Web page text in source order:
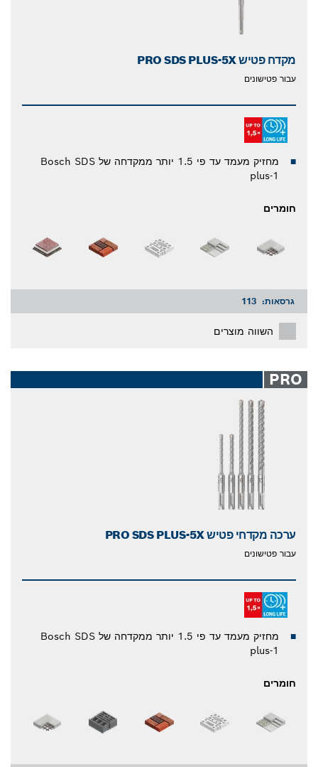
מקדח פטיש PRO SDS PLUS-5X
עבור פטישונים
מחזיק מעמד עד פי 1.5 יותר ממקדחה של Bosch SDS
plus-1
חומרים
גרסאות: 113
השווה מוצרים
PRO
ערכה מקדחי פטיש PRO SDS PLUS-5X
עבור פטישונים
מחזיק מעמד עד פי 1.5 יותר ממקדחה של Bosch SDS
plus-1
חומרים